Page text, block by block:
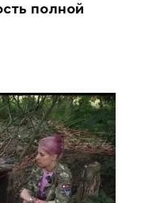
полной